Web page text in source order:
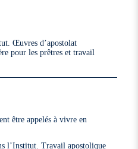
Œuvres d’apostolat
pour les prêtres et travail
être appelés à vivre en
l’Institut. Travail apostolique